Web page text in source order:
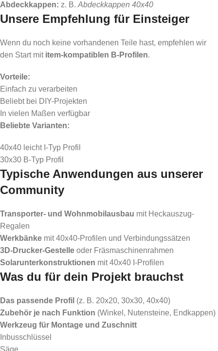
Abdeckkappen: z. B. Abdeckkappen 40x40
Unsere Empfehlung für Einsteiger
Wenn du noch keine vorhandenen Teile hast, empfehlen wir
den Start mit item-kompatiblen B-Profilen.
Vorteile:
Einfach zu verarbeiten
Beliebt bei DIY-Projekten
In vielen Maßen verfügbar
Beliebte Varianten:
40x40 leicht I-Typ Profil
30x30 B-Typ Profil
Typische Anwendungen aus unserer
Community
Transporter- und Wohnmobilausbau mit Heckauszug-
Regalen
Werkbänke mit 40x40-Profilen und Verbindungssätzen
3D-Drucker-Gestelle oder Fräsmaschinenrahmen
Solarunterkonstruktionen mit 40x40 I-Profilen
Was du für dein Projekt brauchst
Das passende Profil (z. B. 20x20, 30x30, 40x40)
Zubehör je nach Funktion (Winkel, Nutensteine, Endkappen)
Werkzeug für Montage und Zuschnitt
Inbusschlüssel